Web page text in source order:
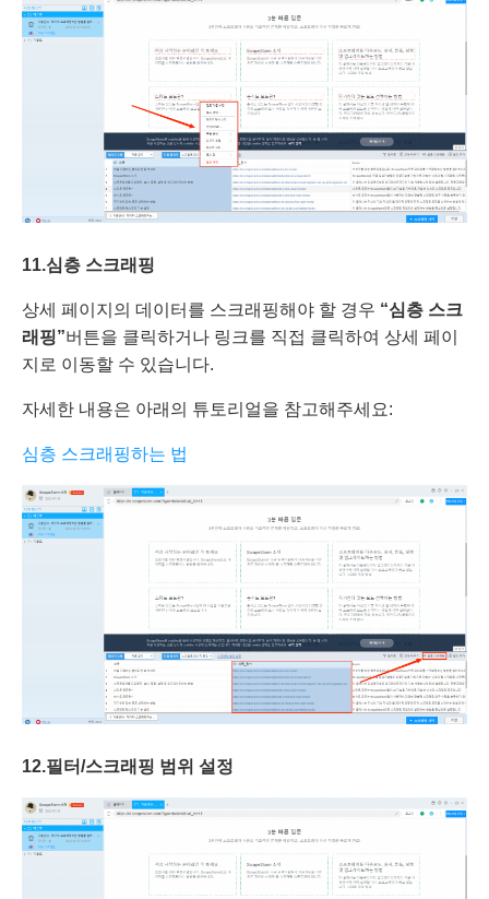
11.심층 스크래핑
상세 페이지의 데이터를 스크래핑해야 할 경우 “심층 스크
래핑”버튼을 클릭하거나 링크를 직접 클릭하여 상세 페이
지로 이동할 수 있습니다.
자세한 내용은 아래의 튜토리얼을 참고해주세요:
심층 스크래핑하는 법
12.필터/스크래핑 범위 설정